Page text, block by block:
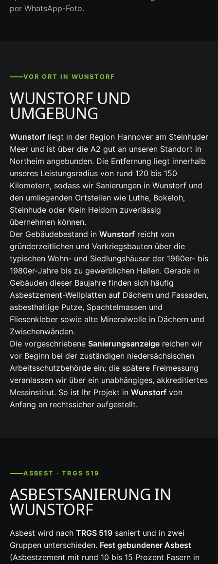
per WhatsApp-Foto.
VOR ORT IN WUNSTORF
WUNSTORF UND
UMGEBUNG
Wunstorf liegt in der Region Hannover am Steinhuder
Meer und ist über die A2 gut an unseren Standort in
Northeim angebunden. Die Entfernung liegt innerhalb
unseres Leistungsradius von rund 120 bis 150
Kilometern, sodass wir Sanierungen in Wunstorf und
den umliegenden Ortsteilen wie Luthe, Bokeloh,
Steinhude oder Klein Heidorn zuverlässig
übernehmen können.
Der Gebäudebestand in Wunstorf reicht von
gründerzeitlichen und Vorkriegsbauten über die
typischen Wohn- und Siedlungshäuser der 1960er- bis
1980er-Jahre bis zu gewerblichen Hallen. Gerade in
Gebäuden dieser Baujahre finden sich häufig
Asbestzement-Wellplatten auf Dächern und Fassaden,
asbesthaltige Putze, Spachtelmassen und
Fliesenkleber sowie alte Mineralwolle in Dächern und
Zwischenwänden.
Die vorgeschriebene Sanierungsanzeige reichen wir
vor Beginn bei der zuständigen niedersächsischen
Arbeitsschutzbehörde ein; die spätere Freimessung
veranlassen wir über ein unabhängiges, akkreditiertes
Messinstitut. So ist Ihr Projekt in Wunstorf von
Anfang an rechtssicher aufgestellt.
ASBEST · TRGS 519
ASBESTSANIERUNG IN
WUNSTORF
Asbest wird nach TRGS 519 saniert und in zwei
Gruppen unterschieden. Fest gebundener Asbest
(Asbestzement mit rund 10 bis 15 Prozent Fasern in